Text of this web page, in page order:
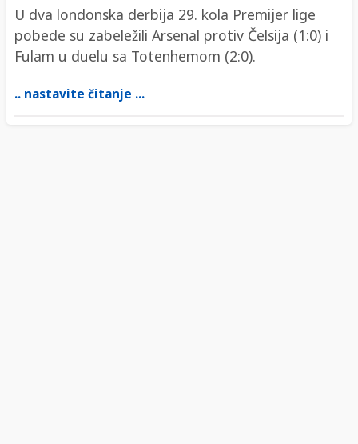
U dva londonska derbija 29. kola Premijer lige
pobede su zabeležili Arsenal protiv Čelsija (1:0) i
Fulam u duelu sa Totenhemom (2:0).
.. nastavite čitanje ...